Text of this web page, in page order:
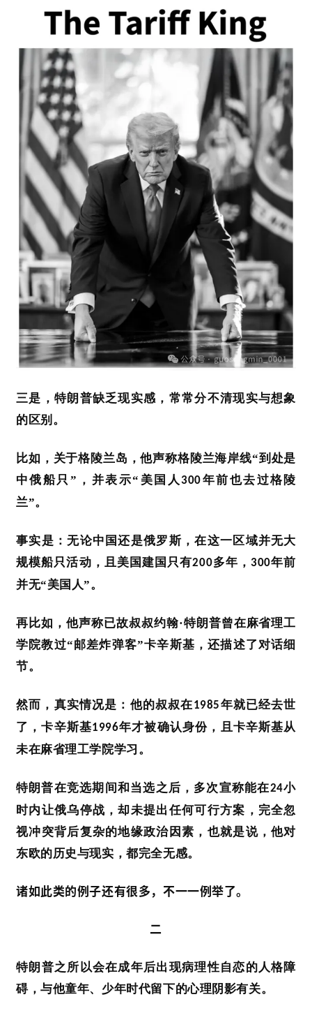
页
文
章
分
表
快
三是，特朗普缺乏现实感，常常分不清现实与想象
的区别。
比如，关于格陵兰岛，他声称格陵兰海岸线“到处是
中俄船只”，并表示“美国人300年前也去过格陵
兰”。
事实是：无论中国还是俄罗斯，在这一区域并无大
规模船只活动，且美国建国只有200多年，300年前
并无“美国人”。
再比如，他声称已故叔叔约翰·特朗普曾在麻省理工
学院教过“邮差炸弹客”卡辛斯基，还描述了对话细
节。
然而，真实情况是：他的叔叔在1985年就已经去世
了，卡辛斯基1996年才被确认身份，且卡辛斯基从
未在麻省理工学院学习。
特朗普在竞选期间和当选之后，多次宣称能在24小
时内让俄乌停战，却未提出任何可行方案，完全忽
视冲突背后复杂的地缘政治因素，也就是说，他对
东欧的历史与现实，都完全无感。
诸如此类的例子还有很多，不一一例举了。
二
特朗普之所以会在成年后出现病理性自恋的人格障
碍，与他童年、少年时代留下的心理阴影有关。